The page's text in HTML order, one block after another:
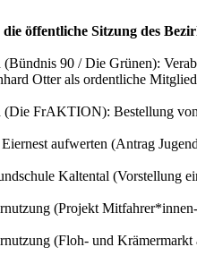
öffentliche Sitzung des
(Bündnis 90 / Die Grünen):
Otter als ordentliche
(Die FrAKTION): Bestellung
aufwerten (Antrag
Kaltental (Vorstellung
(Projekt
(Floh- und